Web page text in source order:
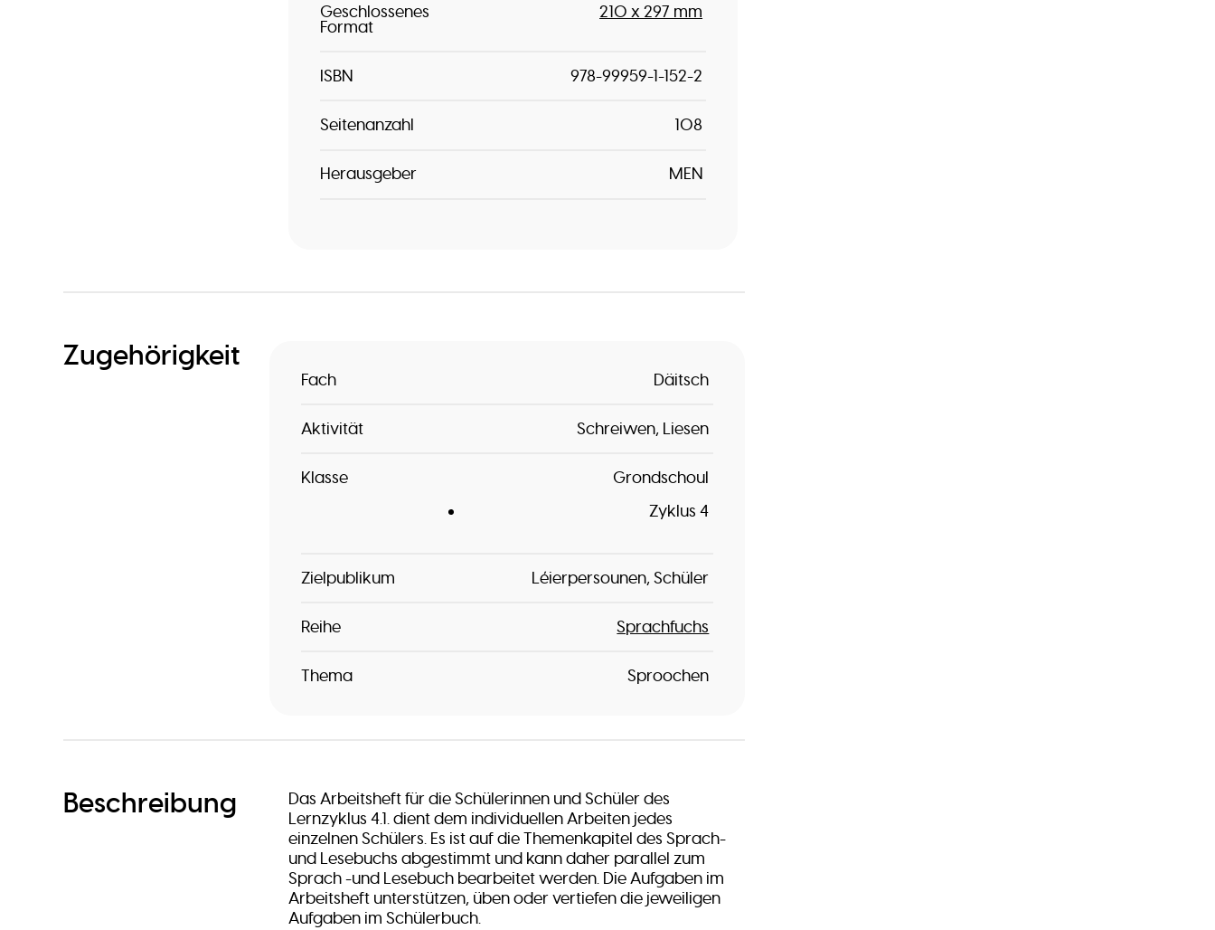
Geschlossenes
Format
210 x 297 mm
ISBN 978-99959-1-152-2
Seitenanzahl 108
Herausgeber MEN
Zugehörigkeit
Fach Däitsch
Aktivität Schreiwen Liesen
Klasse
Grondschoul
Zyklus 4
Zielpublikum Léierpersounen Schüler
Reihe Sprachfuchs
Thema Sproochen
Beschreibung
Das Arbeitsheft für die Schülerinnen und Schüler des
Lernzyklus 4.1. dient dem individuellen Arbeiten jedes
einzelnen Schülers. Es ist auf die Themenkapitel des Sprach-
und Lesebuchs abgestimmt und kann daher parallel zum
Sprach -und Lesebuch bearbeitet werden. Die Aufgaben im
Arbeitsheft unterstützen, üben oder vertiefen die jeweiligen
Aufgaben im Schülerbuch.